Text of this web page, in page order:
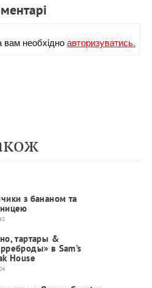
вам необхiдноавторизуватись.
з бананом та
тартары &
в Sam’s
House